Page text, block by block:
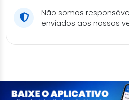
Não somos
enviados aos nossos